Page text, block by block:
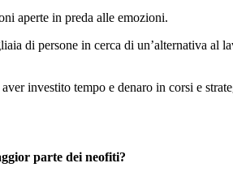
aperte in preda alle emozioni.
di persone in cerca di un’alternativa
investito tempo e denaro in corsi e
parte dei neofiti?